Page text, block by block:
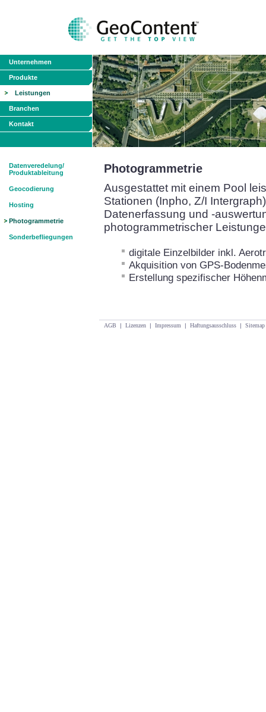
Unternehmen
Produkte
Leistungen
Branchen
Kontakt
Datenveredelung/
Produktableitung
Geocodierung
Hosting
Photogrammetrie
Sonderbefliegungen
Photogrammetrie
Ausgestattet mit einem Pool
Stationen (Inpho, Z/I
Datenerfassung und -
photogrammetrischer
digitale Einzelbilder inkl.
Akquisition von GPS-
Erstellung spezifischer
AGB | Lizenzen | Impressum | Haftungsausschluss | Sitemap